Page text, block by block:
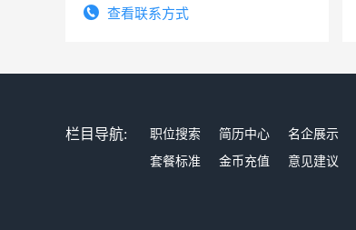
宿，免费发放劳保用品，两班倒，每月
查看联系方式
栏目导航: 职位搜索 简历中心 名企展示
套餐标准
金币充值 意见建议